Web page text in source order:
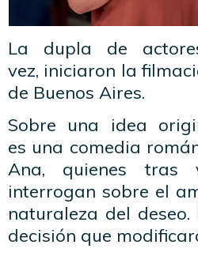
La dupla de
vez, iniciaron la
de Buenos Aires.
Sobre una idea
es una comedia
Ana, quienes tras
interrogan sobre el
naturaleza del
decisión que